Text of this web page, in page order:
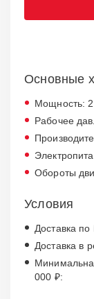
Основные
Мощность:
Рабочее
Обороты
Условия
Доставка
Доставка в
000 ₽: